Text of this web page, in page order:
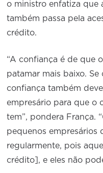
o ministro enfatiza que
também passa pela
crédito.
“A confiança é de que
patamar mais baixo.
confiança também
empresário para que o
tem”, pondera França.
pequenos empresários
regularmente, pois
crédito], e eles não